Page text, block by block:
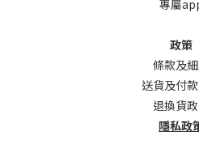
專屬
政策
條款及
送貨及付
退換貨
隱私政